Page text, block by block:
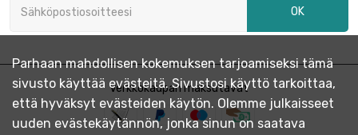
OK
Verkkokaupan maksutavat
Parhaan mahdollisen kokemuksen tarjoamiseksi tämä
sivusto käyttää evästeitä. Sivustosi käyttö tarkoittaa,
että hyväksyt evästeiden käytön. Olemme julkaisseet
uuden evästekäytännön, jonka sinun on saatava